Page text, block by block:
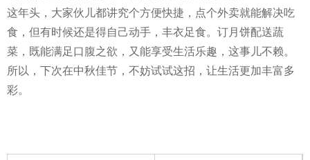
这年头，大家伙儿都讲究个方便快捷，点个外卖就能解决吃
食，但有时候还是得自己动手，丰衣足食。订月饼配送蔬
菜，既能满足口腹之欲，又能享受生活乐趣，这事儿不赖。
所以，下次在中秋佳节，不妨试试这招，让生活更加丰富多
彩。